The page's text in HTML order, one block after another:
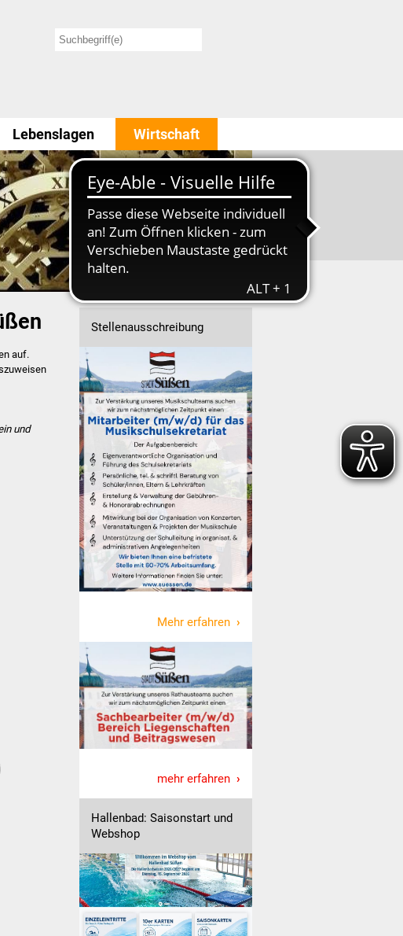
Lebenslagen Wirtschaft
auf.
und
Stellenausschreibung
Mehr erfahren
mehr erfahren
Hallenbad: Saisonstart und
Webshop